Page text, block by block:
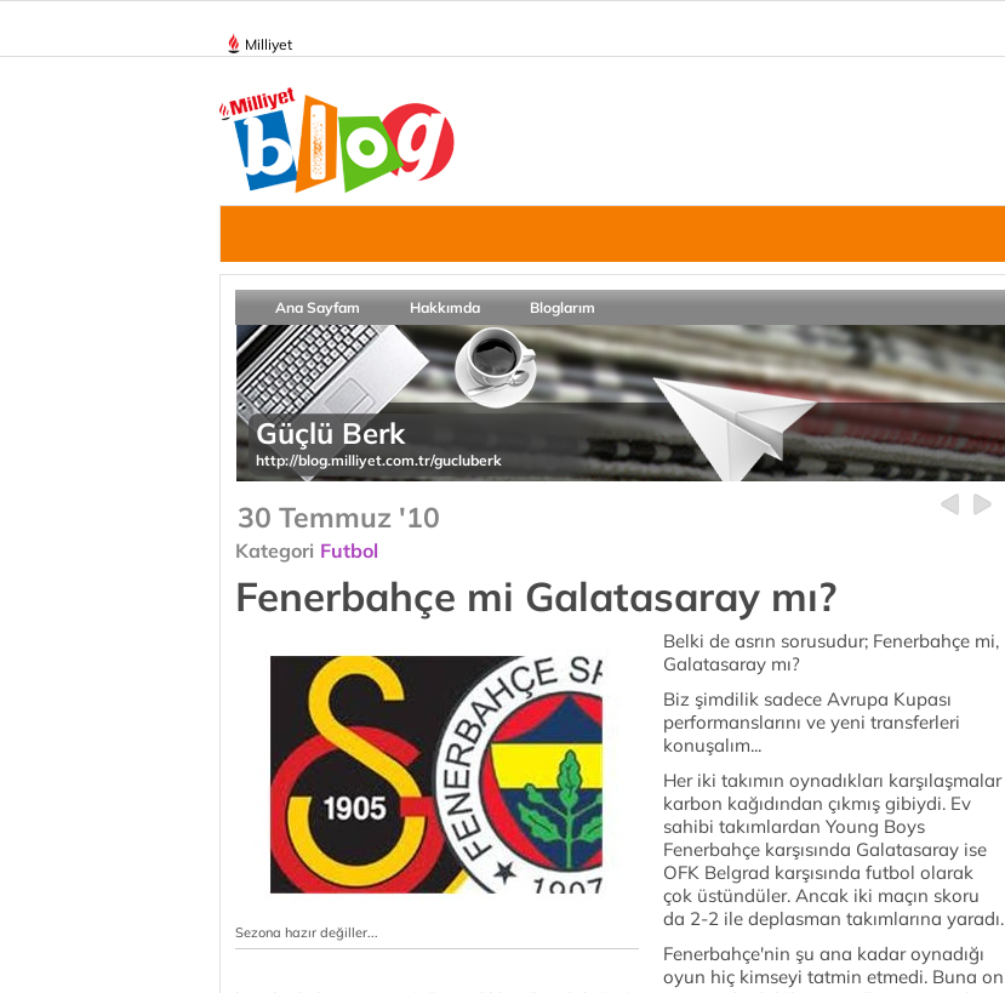
Milliyet
Ana Sayfam Hakkımda Bloglarım
Güçlü Berk
http://blog.milliyet.com.tr/gucluberk
30 Temmuz '10
Kategori Futbol
Fenerbahçe mi Galatasaray mı?
Sezona hazır değiller...
Belki de asrın sorusudur; Fenerbahçe mi,
Galatasaray mı?
Biz şimdilik sadece Avrupa Kupası
performanslarını ve yeni transferleri
konuşalım...
Her iki takımın oynadıkları karşılaşmalar
karbon kağıdından çıkmış gibiydi. Ev
sahibi takımlardan Young Boys
Fenerbahçe karşısında Galatasaray ise
OFK Belgrad karşısında futbol olarak
çok üstündüler. Ancak iki maçın skoru
da 2-2 ile deplasman takımlarına yaradı.
Fenerbahçe'nin şu ana kadar oynadığı
oyun hiç kimseyi tatmin etmedi. Buna on